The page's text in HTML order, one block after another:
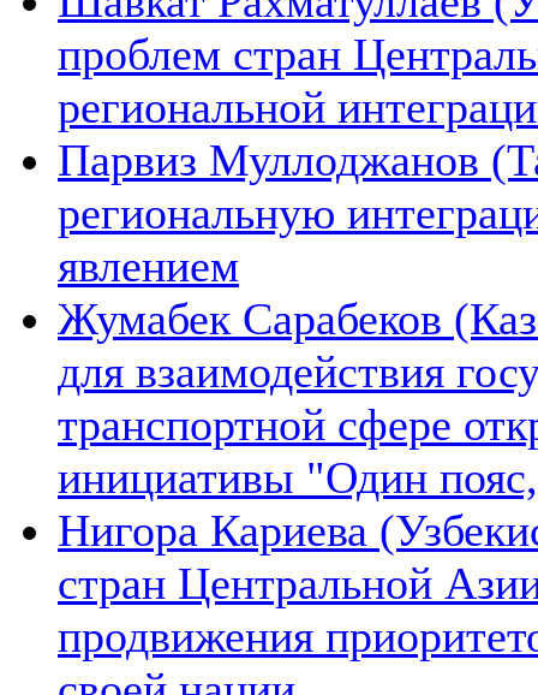
проблем стран
региональной
Парвиз Муллоджанов
региональную
явлением
Жумабек Сарабеков
для взаимодействия
транспортной сфере
инициативы "Один
Нигора Кариева
стран Центральной
продвижения